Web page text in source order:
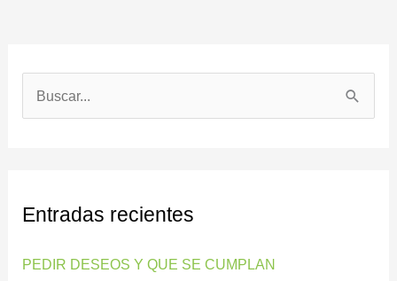
a
p
Entradas recientes
PEDIR DESEOS Y QUE SE CUMPLAN